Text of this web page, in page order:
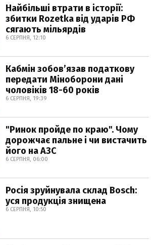
Найбільші втрати в історії:
збитки Rozetka від ударів РФ
сягають мільярдів
6 СЕРПНЯ, 12:10
Кабмін зобовʼязав податкову
передати Міноборони дані
чоловіків 18-60 років
6 СЕРПНЯ, 19:39
"Ринок пройде по краю". Чому
дорожчає пальне і чи вистачить
його на АЗС
6 СЕРПНЯ, 06:00
Росія зруйнувала склад Bosch:
уся продукція знищена
6 СЕРПНЯ, 10:50